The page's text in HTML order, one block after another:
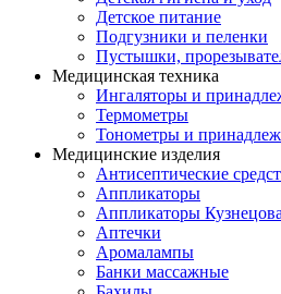
Детское питание
Подгузники и пеленки
Пустышки,
Медицинская техника
Ингаляторы и
Термометры
Тонометры и
Медицинские изделия
Антисептические
Аппликаторы
Аппликаторы Кузнецова
Аптечки
Аромалампы
Банки массажные